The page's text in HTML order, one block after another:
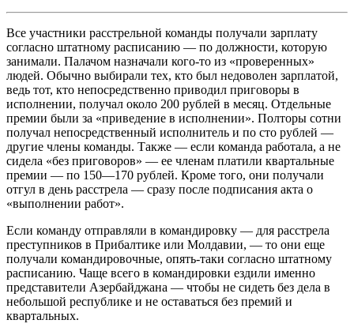
Все участники расстрельной команды получали зарплату
согласно штатному расписанию — по должности, которую
занимали. Палачом назначали кого-то из «проверенных»
людей. Обычно выбирали тех, кто был недоволен зарплатой,
ведь тот, кто непосредственно приводил приговоры в
исполнении, получал около 200 рублей в месяц. Отдельные
премии были за «приведение в исполнении». Полторы сотни
получал непосредственный исполнитель и по сто рублей —
другие члены команды. Также — если команда работала, а не
сидела «без приговоров» — ее членам платили квартальные
премии — по 150—170 рублей. Кроме того, они получали
отгул в день расстрела — сразу после подписания акта о
«выполнении работ».
Если команду отправляли в командировку — для расстрела
преступников в Прибалтике или Молдавии, — то они еще
получали командировочные, опять-таки согласно штатному
расписанию. Чаще всего в командировки ездили именно
представители Азербайджана — чтобы не сидеть без дела в
небольшой республике и не оставаться без премий и
квартальных.